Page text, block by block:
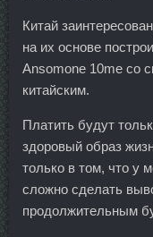
Китай
на их основе
Ansomone 10me со
китайским.
Платить будут
здоровый образ
только в том, что у
сложно сделать
продолжительным